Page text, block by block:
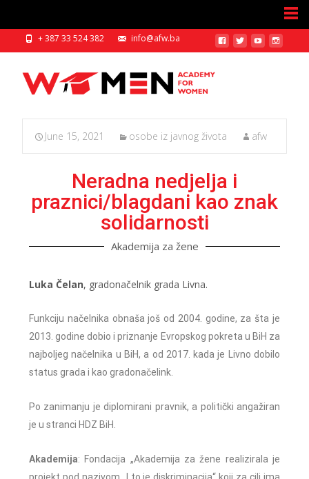
+ 387 33 524 382 info@afw.ba
June 15, 2021 osobe iz javnog života afw
Neradna nedjelja i
praznici/blagdani kao znak
solidarnosti
Akademija za žene
Luka Čelan, gradonačelnik grada Livna.
Funkciju načelnika obnaša još od 2004. godine, za šta je
2013. godine dobio i priznanje Evropskog pokreta u BiH za
najboljeg načelnika u BiH, a od 2017. kada je Livno dobilo
status grada i kao gradonačelink.
Po zanimanju je diplomirani pravnik, a politički angažiran
je u stranci HDZ BiH.
Akademija: Fondacija „Akademija za žene realizirala je